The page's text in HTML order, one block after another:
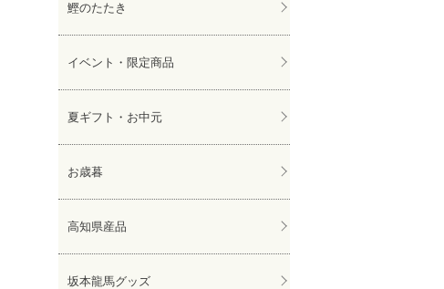
鰹のたたき
イベント・限定商品
夏ギフト・お中元
お歳暮
高知県産品
坂本龍馬グッズ